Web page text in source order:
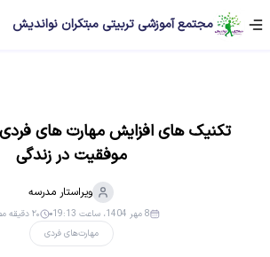
مجتمع آموزشی تربیتی مبتکران نواندیش
تکنیک های افزایش مهارت های
موفقیت در زندگی
ویراستار مدرسه
مهارت‌های فردی
8 مهر 1404، ساعت 19:13 ۲۰ دقیقه مطالعه